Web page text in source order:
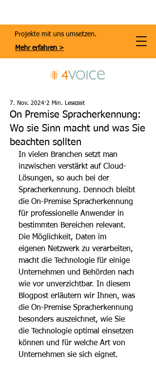
Projekte mit uns umsetzen.
Mehr erfahren >
On Premise Spracherkennung:
Wo sie Sinn macht und was Sie
beachten sollten
7. Nov. 2024 2 Min. Lesezeit
In vielen Branchen setzt man
inzwischen verstärkt auf Cloud-
Lösungen, so auch bei der
Spracherkennung. Dennoch bleibt
die On-Premise Spracherkennung
für professionelle Anwender in
bestimmten Bereichen relevant.
Die Möglichkeit, Daten im
eigenen Netzwerk zu verarbeiten,
macht die Technologie für einige
Unternehmen und Behörden nach
wie vor unverzichtbar. In diesem
Blogpost erläutern wir Ihnen, was
die On-Premise Spracherkennung
besonders auszeichnet, wie Sie
die Technologie optimal einsetzen
können und für welche Art von
Unternehmen sie sich eignet.